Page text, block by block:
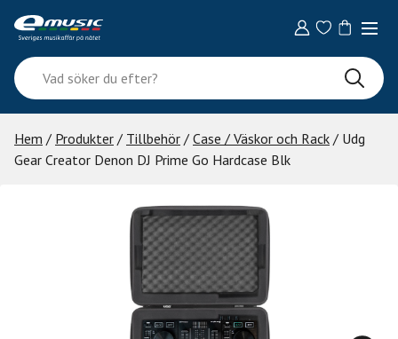
content
Vad
söker
du
efter?
Hem / Produkter / Tillbehör / Case / Väskor och Rack / Udg
Gear Creator Denon DJ Prime Go Hardcase Blk